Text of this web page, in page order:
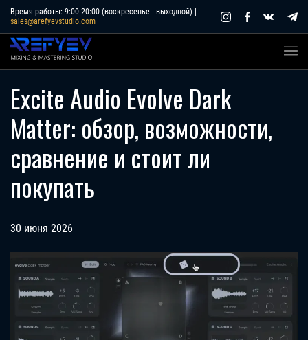
Skip
content
Время работы: 9:00-20:00 (воскресенье - выходной) |
sales@arefyevstudio.com
Excite Audio Evolve Dark
Matter: обзор, возможности,
сравнение и стоит ли
покупать
30 июня 2026